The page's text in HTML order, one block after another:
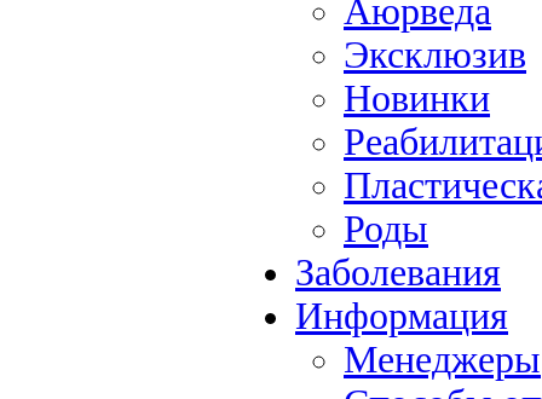
Аюрведа
Эксклюзив
Новинки
Роды
Заболевания
Информация
Менеджеры